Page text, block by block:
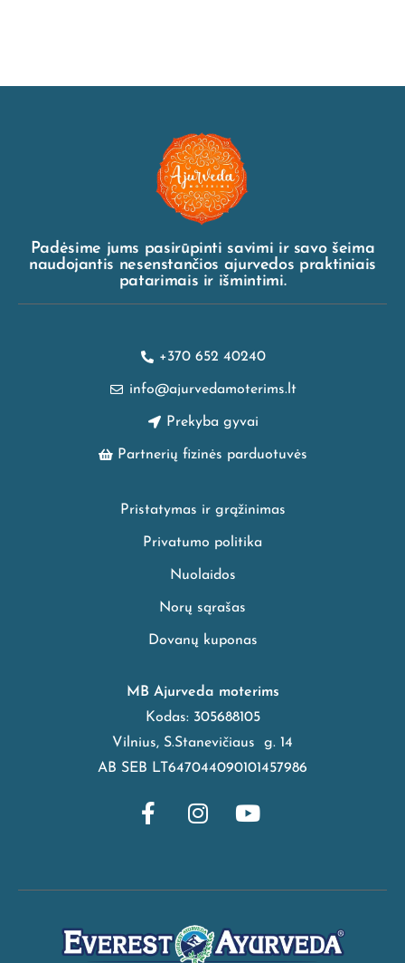
Padėsime jums pasirūpinti savimi ir savo šeima
naudojantis nesenstančios ajurvedos praktiniais
patarimais ir išmintimi.
+370 652 40240
info@ajurvedamoterims.lt
Prekyba gyvai
Partnerių fizinės parduotuvės
Pristatymas ir grąžinimas
Privatumo politika
Nuolaidos
Norų sąrašas
Dovanų kuponas
MB Ajurveda moterims
Kodas: 305688105
Vilnius, S.Stanevičiaus g. 14
AB SEB LT647044090101457986